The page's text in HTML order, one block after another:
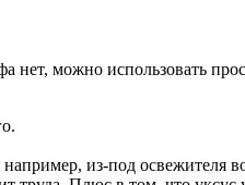
нет, можно использовать
из-под освежителя